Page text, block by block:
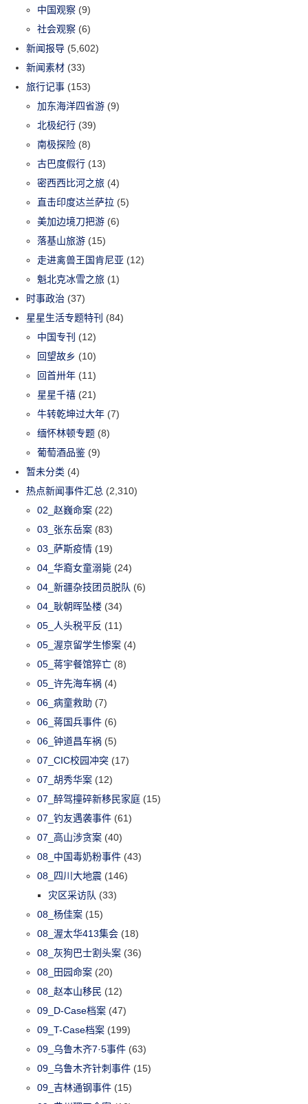
中国观察 (9)
社会观察 (6)
新闻报导 (5,602)
新闻素材 (33)
旅行记事 (153)
加东海洋四省游 (9)
北极纪行 (39)
南极探险 (8)
古巴度假行 (13)
密西西比河之旅 (4)
直击印度达兰萨拉 (5)
美加边境刀把游 (6)
落基山旅游 (15)
走进禽兽王国肯尼亚 (12)
魁北克冰雪之旅 (1)
时事政治 (37)
星星生活专题特刊 (84)
中国专刊 (12)
回望故乡 (10)
回首卅年 (11)
星星千禧 (21)
牛转乾坤过大年 (7)
缅怀林顿专题 (8)
葡萄酒品鉴 (9)
暂未分类 (4)
热点新闻事件汇总 (2,310)
02_赵巍命案 (22)
03_张东岳案 (83)
03_萨斯疫情 (19)
04_华裔女童溺毙 (24)
04_新疆杂技团员脱队 (6)
04_耿朝晖坠楼 (34)
05_人头税平反 (11)
05_渥京留学生惨案 (4)
05_蒋宇餐馆猝亡 (8)
05_许先海车祸 (4)
06_病童救助 (7)
06_蒋国兵事件 (6)
06_钟道昌车祸 (5)
07_CIC校园冲突 (17)
07_胡秀华案 (12)
07_醉驾撞碎新移民家庭 (15)
07_钓友遇袭事件 (61)
07_高山涉贪案 (40)
08_中国毒奶粉事件 (43)
08_四川大地震 (146)
灾区采访队 (33)
08_杨佳案 (15)
08_渥太华413集会 (18)
08_灰狗巴士割头案 (36)
08_田园命案 (20)
08_赵本山移民 (12)
09_D-Case档案 (47)
09_T-Case档案 (199)
09_乌鲁木齐7·5事件 (63)
09_乌鲁木齐针刺事件 (15)
09_吉林通钢事件 (15)